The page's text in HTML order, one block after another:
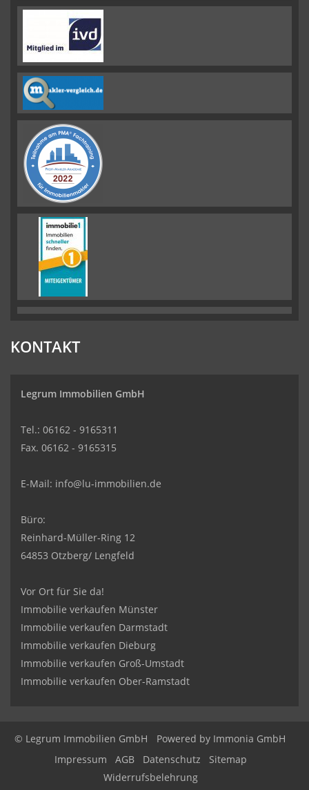
KONTAKT
Legrum Immobilien GmbH
Tel.: 06162 - 9165311
Fax. 06162 - 9165315
E-Mail: info@lu-immobilien.de
Büro:
Reinhard-Müller-Ring 12
64853 Otzberg/ Lengfeld
Vor Ort für Sie da!
Immobilie verkaufen Münster
Immobilie verkaufen Darmstadt
Immobilie verkaufen Dieburg
Immobilie verkaufen Groß-Umstadt
Immobilie verkaufen Ober-Ramstadt
© Legrum Immobilien GmbH Powered by Immonia GmbH
Impressum
AGB Datenschutz
Sitemap
Widerrufsbelehrung